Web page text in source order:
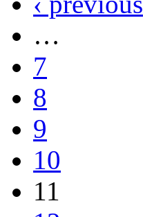
…
7
8
9
10
11